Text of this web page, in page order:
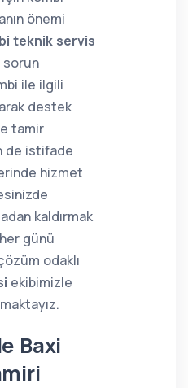
önemi
teknik servis
sorun
ile ilgili
destek
tamir
de istifade
hizmet
kaldırmak
günü
odaklı
ekibimizle
Baxi